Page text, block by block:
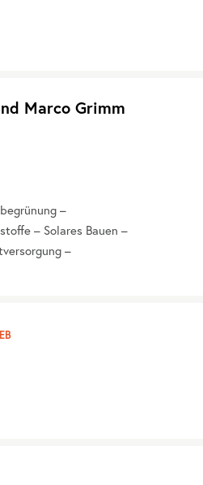
Marco Grimm
–
– Solares Bauen –
–